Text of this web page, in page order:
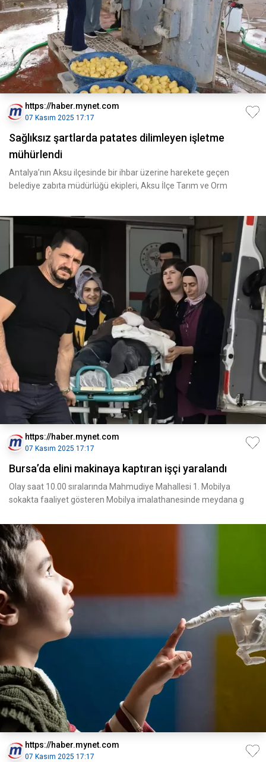
https://haber.mynet.com
07 Kasım 2025 17:17
Sağlıksız şartlarda patates dilimleyen işletme
mühürlendi
Antalya’nın Aksu ilçesinde bir ihbar üzerine harekete geçen
belediye zabıta müdürlüğü ekipleri, Aksu İlçe Tarım ve Orm
https://haber.mynet.com
07 Kasım 2025 17:17
Bursa’da elini makinaya kaptıran işçi yaralandı
Olay saat 10.00 sıralarında Mahmudiye Mahallesi 1. Mobilya
sokakta faaliyet gösteren Mobilya imalathanesinde meydana g
https://haber.mynet.com
07 Kasım 2025 17:17